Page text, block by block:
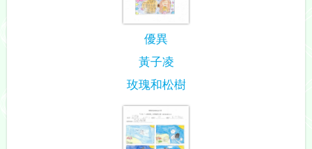
優異
黃子凌
玫瑰和松樹